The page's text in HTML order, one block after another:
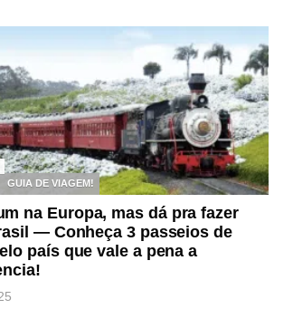
GUIA DE VIAGEM!
na Europa, mas dá pra fazer
— Conheça 3 passeios de
país que vale a pena a